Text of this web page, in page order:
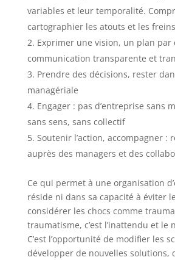
variables et leur temporalité.
cartographier les atouts et les freins
Exprimer une vision, un plan par
communication transparente et
Prendre des décisions, rester
managériale
Engager : pas d’entreprise sans
sans sens, sans collectif
Soutenir l’action, accompagner :
auprès des managers et des
Ce qui permet à une organisation
réside ni dans sa capacité à éviter
considérer les chocs comme
traumatisme, c’est l’inattendu et le
C’est l’opportunité de modifier les
développer de nouvelles solutions,